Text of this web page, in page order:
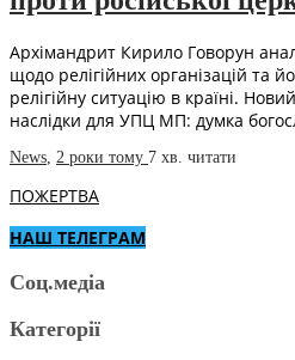
Архімандрит Кирило Говорун
щодо релігійних організацій та
релігійну ситуацію в країні.
наслідки для УПЦ МП: думка
News 2 роки тому 7 хв. читати
ПОЖЕРТВА
НАШ ТЕЛЕГРАМ
Соц.медіа
Категорії